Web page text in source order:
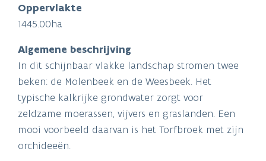
Oppervlakte
1445.00ha
Algemene beschrijving
In dit schijnbaar vlakke landschap stromen twee
beken: de Molenbeek en de Weesbeek. Het
typische kalkrijke grondwater zorgt voor
zeldzame moerassen, vijvers en graslanden. Een
mooi voorbeeld daarvan is het Torfbroek met zijn
orchideeën.